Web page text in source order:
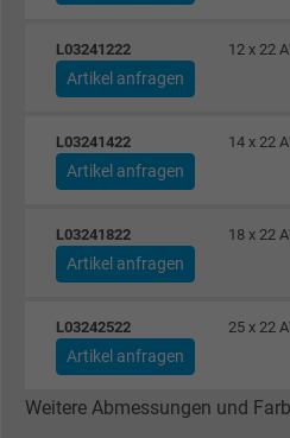
Anbieter Google Ads
Laufzeit
Zweck Dies ist ein
Name NID, Google
Anbieter Google LLC
Laufzeit 6 Monate
L03241222 12 x 22
Artikel anfragen
L03241422 14 x 22
Artikel anfragen
L03241822 18 x 22
Artikel anfragen
L03242522 25 x 22
Artikel anfragen
Weitere Abmessungen und